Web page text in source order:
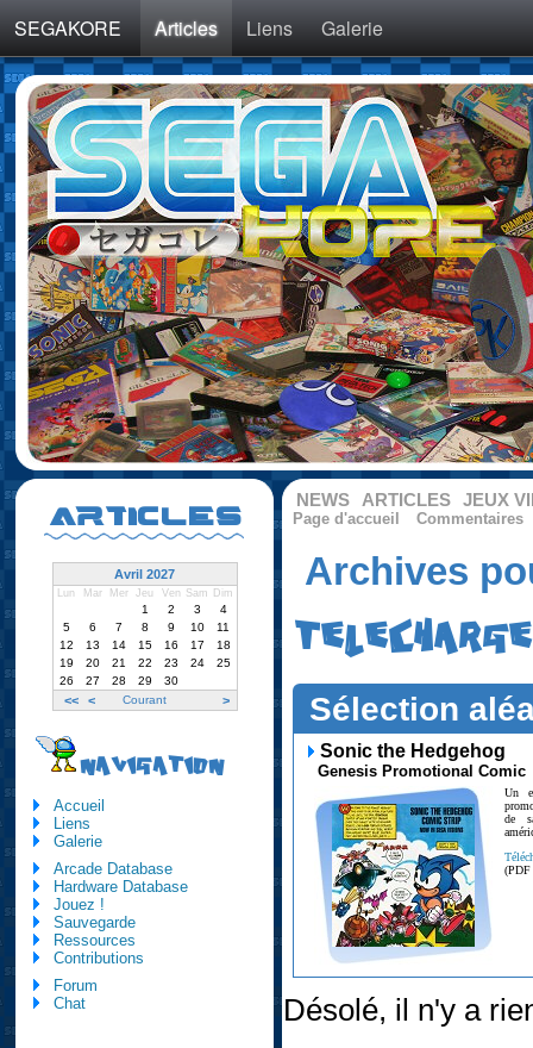
SEGAKORE Articles Liens Galerie
NEWS ARTICLES JEUX
Page d'accueil Commentaires
Archives
Sélection
Sonic the Hedgehog
Genesis Promotional Comic
Un
de
Désolé, il n'y a
ARTICLES
Avril 2027
Lun Mar Mer Jeu Ven Sam Dim
<< < Courant >
1 2 3
4
5
6 7 8 9 10
11
12
13 14 15 16 17
18
19
20 21 22 23 24
25
26
27 28 29 30
NAVIGATION
Accueil
Liens
Galerie
Arcade Database
Hardware Database
Jouez !
Sauvegarde
Ressources
Contributions
Forum
Chat